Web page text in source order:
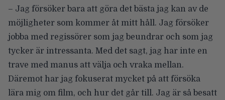
– Jag försöker bara att göra det bästa jag kan av de
möjligheter som kommer åt mitt håll. Jag försöker
jobba med regissörer som jag beundrar och som jag
tycker är intressanta. Med det sagt, jag har inte en
trave med manus att välja och vraka mellan.
Däremot har jag fokuserat mycket på att försöka
lära mig om film, och hur det går till. Jag är så besatt